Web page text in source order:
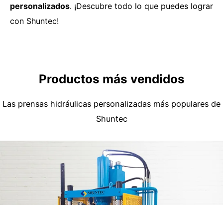
personalizados. ¡Descubre todo lo que puedes lograr
con Shuntec!
Productos más vendidos
Las prensas hidráulicas personalizadas más populares de
Shuntec